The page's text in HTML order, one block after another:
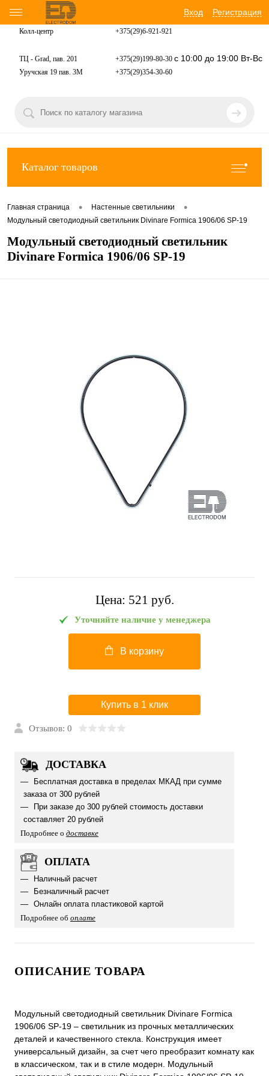
Вход Регистрация
Колл-центр +375(29)6-921-921
ТЦ - Grad, пав. 201 +375(29)199-80-30 с 10:00 до 19:00 Вт-Вс
Уручская 19 пав. 3М +375(29)354-30-60
Каталог товаров
Главная страница • Настенные светильники •
Модульный светодиодный светильник Divinare Formica 1906/06 SP-19
Модульный светодиодный светильник
Divinare Formica 1906/06 SP-19
Цена: 521 pуб.
Уточняйте наличие у менеджера
В корзину
Купить в 1 клик
Отзывов: 0
ДОСТАВКА
Бесплатная доставка в пределах МКАД при сумме
заказа от 300 рублей
При заказе до 300 рублей стоимость доставки
составляет 20 рублей
Подробнее о доставке
ОПЛАТА
Наличный расчет
Безналичный расчет
Онлайн оплата пластиковой картой
Подробнее об оплате
ОПИСАНИЕ ТОВАРА
Модульный светодиодный светильник Divinare Formica
1906/06 SP-19 – светильник из прочных металлических
деталей и качественного стекла. Конструкция имеет
универсальный дизайн, за счет чего преобразит комнату как
в классическом, так и в стиле модерн. Модульный